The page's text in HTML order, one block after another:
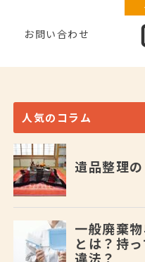
お問い合わせ
人気のコラム